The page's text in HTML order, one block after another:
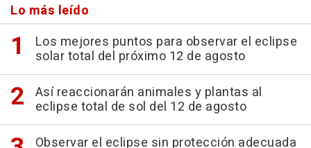
Lo más leído
Los mejores puntos para observar el eclipse
solar total del próximo 12 de agosto
Así reaccionarán animales y plantas al
eclipse total de sol del 12 de agosto
Observar el eclipse sin protección adecuada